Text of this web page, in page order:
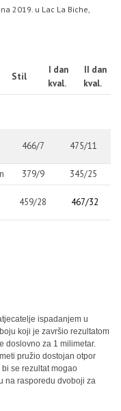
2019. u Lac La Biche,
I dan
kval.
II dan
kval.
466/7 475/11
379/9 345/25
459/28 467/32
ispadanjem u
koji je završio rezultatom
doslovno za 1 milimetar.
pružio dostojan otpor
se rezultat mogao
na rasporedu dvoboji za